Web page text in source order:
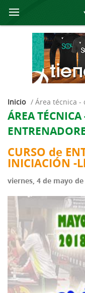
Inicio / área técnica
ÁREA TÉCNICA
CURSO de
INICIACIÓN -
viernes, 4 de mayo de